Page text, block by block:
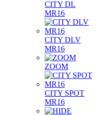
CITY DL
MR16
CITY DLV
MR16
ZOOM
CITY SPOT
MR16